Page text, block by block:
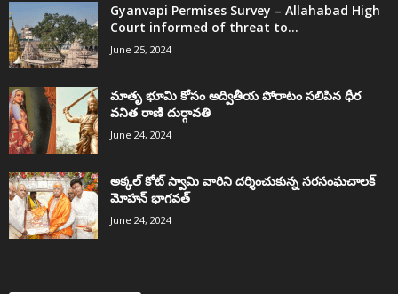
Gyanvapi Permises Survey – Allahabad High
Court informed of threat to...
June 25, 2024
మాతృ భూమి కోసం అద్వితీయ పోరాటం సలిపిన ధీర
వనిత రాణి దుర్గావతి
June 24, 2024
అక్కల్‌ కోట్‌ స్వామి వారిని దర్శించుకున్న సరసంఘచాలక్
మోహన్ భాగవత్
June 24, 2024